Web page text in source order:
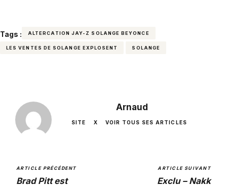
Tags : ALTERCATION JAY-Z SOLANGE BEYONCE
LES VENTES DE SOLANGE EXPLOSENT SOLANGE
Arnaud
SITE X VOIR TOUS SES ARTICLES
ARTICLE PRÉCÉDENT
Brad Pitt est
ARTICLE SUIVANT
Exclu – Nakk